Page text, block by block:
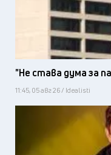
"Не става дума за
11:45, 05 авг 26 / Idealisti